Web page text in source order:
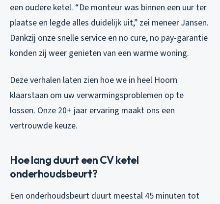
een oudere ketel. “De monteur was binnen een uur ter
plaatse en legde alles duidelijk uit,” zei meneer Jansen.
Dankzij onze snelle service en no cure, no pay-garantie
konden zij weer genieten van een warme woning.
Deze verhalen laten zien hoe we in heel Hoorn
klaarstaan om uw verwarmingsproblemen op te
lossen. Onze 20+ jaar ervaring maakt ons een
vertrouwde keuze.
Hoe lang duurt een CV ketel
onderhoudsbeurt?
Een onderhoudsbeurt duurt meestal 45 minuten tot